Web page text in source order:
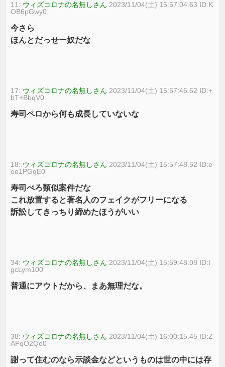
11: ウィズコロナの名無しさん 2023/11/04(土) 15:57:04.63 ID:K
OB6pGwy0
今さら
ほんとだっせー奴だな
17: ウィズコロナの名無しさん 2023/11/04(土) 15:57:46.62 ID:+
bT+BbqV0
寿司ペロから何も成長していないな
18: ウィズコロナの名無しさん 2023/11/04(土) 15:57:48.52 ID:e
oo1PGqE0
寿司ぺろ類似案件だな
これ放置すると著名人のフェイクがフリーになる
訴訟してきっちり締めたほうがいい
34: ウィズコロナの名無しさん 2023/11/04(土) 15:59:48.08 ID:I
gcLym100
普通にアウトだから、まあ無理だな。
38: ウィズコロナの名無しさん 2023/11/04(土) 16:00:15.45 ID:Z
APqO2Qo0
謝って住むのなら示談金などというものは世の中には存